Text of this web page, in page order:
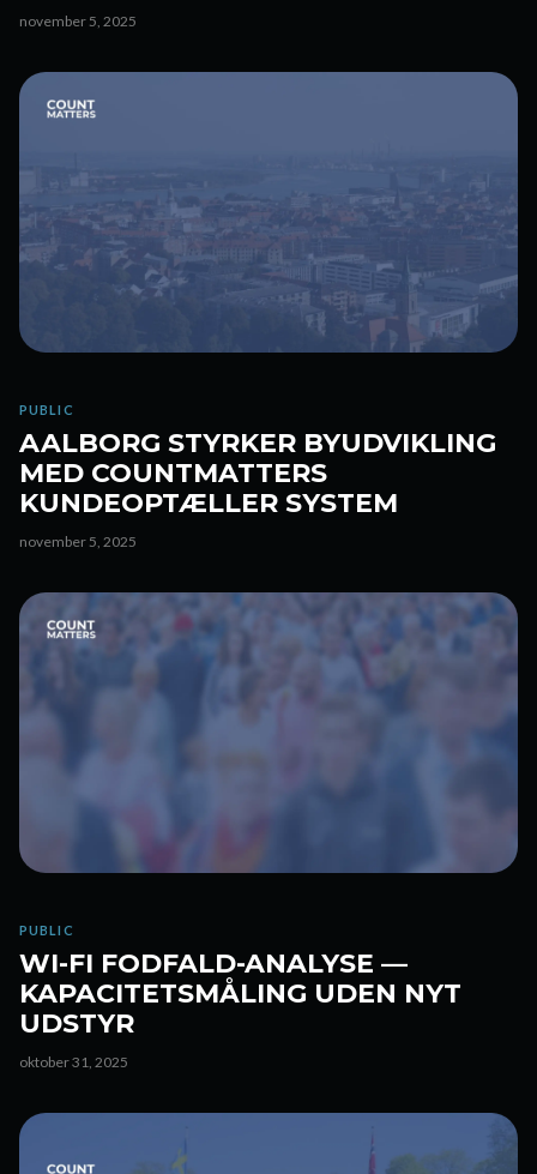
november 5, 2025
PUBLIC
AALBORG STYRKER BYUDVIKLING
MED COUNTMATTERS
KUNDEOPTÆLLER SYSTEM
november 5, 2025
PUBLIC
WI-FI FODFALD-ANALYSE —
KAPACITETSMÅLING UDEN NYT
UDSTYR
oktober 31, 2025